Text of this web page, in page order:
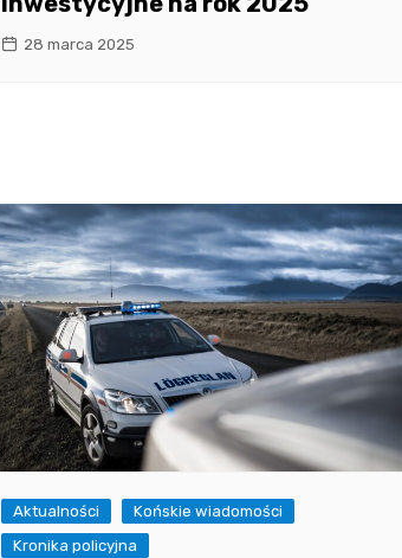
28 marca 2025
Aktualności
Końskie wiadomości
Kronika policyjna